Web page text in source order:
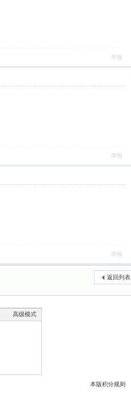
举报
举报
举报
返回列表
高级模式
本版积分规则